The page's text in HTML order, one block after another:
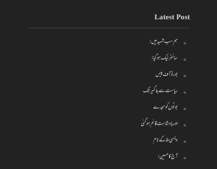
Latest Post
ہم سب شہید ہیں!
سائفر لیک ہو گیا!
بورڈ آف پیس
ریاست سے جاگیر تک
بوٹوں کو سجدے
اور بادشاہت قائم ہو گئی
دیسی ملا کے نام
آج کا حسین!